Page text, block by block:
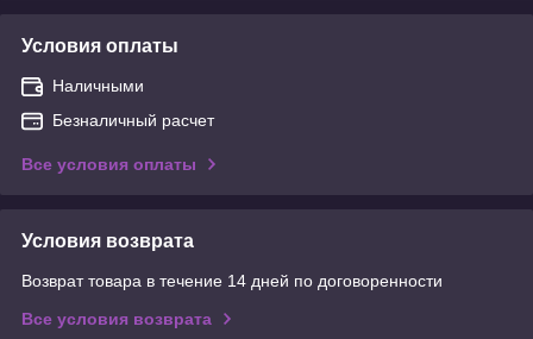
Условия оплаты
Наличными
Безналичный расчет
Все условия оплаты
Условия возврата
Возврат товара в течение 14 дней по договоренности
Все условия возврата